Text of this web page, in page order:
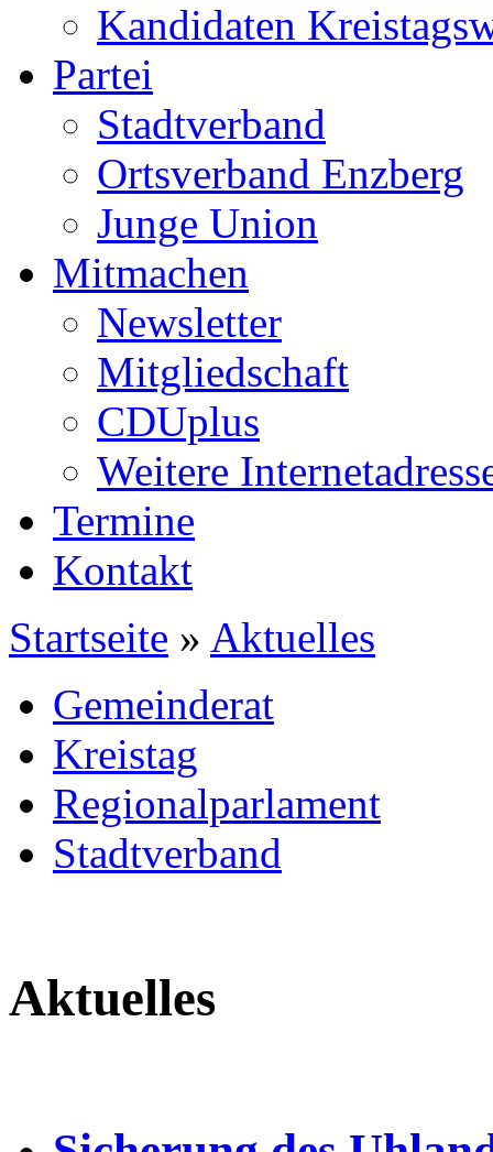
Kandidaten
Partei
Stadtverband
Ortsverband Enzberg
Junge Union
Mitmachen
Newsletter
Mitgliedschaft
CDUplus
Weitere
Termine
Kontakt
Startseite » Aktuelles
Gemeinderat
Kreistag
Regionalparlament
Stadtverband
Aktuelles